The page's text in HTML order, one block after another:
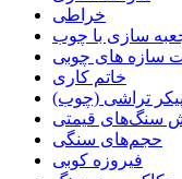
خراطی
سازی با چوب
سازه های چوبی
خاتم کاری
پیکر تراشی (چوب)
سنگ‌های قیمتی
حجم‌های سنگی
فیروزه کوبی